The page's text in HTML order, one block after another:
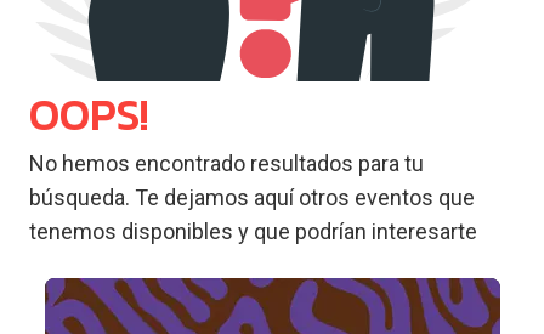
OOPS!
No hemos encontrado resultados para tu
búsqueda. Te dejamos aquí otros eventos que
tenemos disponibles y que podrían interesarte